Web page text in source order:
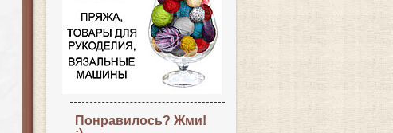
Понравилось? Жми!